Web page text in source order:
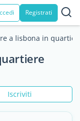
Registrati
a lisbona in
Iscriviti